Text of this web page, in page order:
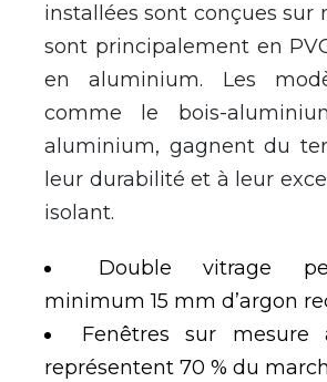
installées sont conçues sur
sont principalement en
en aluminium. Les mod
comme le bois-
aluminium, gagnent du
leur durabilité et à leur
isolant.
Double vitrage
minimum 15 mm d’argon
Fenêtres sur mesure
représentent 70 % du march